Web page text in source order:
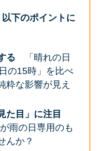
下のポイントに
る
「晴れの日
の15時」を比べ
粋な影響が見え
た目」に注目
雨の日専用のも
んか？